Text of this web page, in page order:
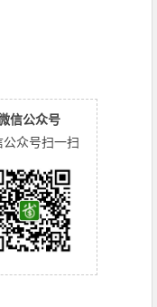
信公众号
公众号扫一扫